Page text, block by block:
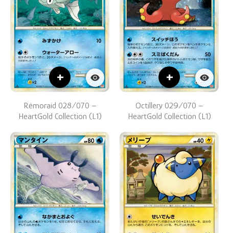
+
Rémoraid 028/070 –
HeartGold Collection (L1)
+
Octillery 029/070 –
HeartGold Collection (L1)